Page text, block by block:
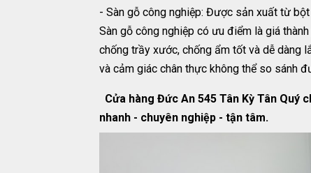
- Sàn gỗ công nghiệp: Được sản xuất từ
Sàn gỗ công nghiệp có ưu điểm là giá
chống trầy xước, chống ẩm tốt và dễ dàng
và cảm giác chân thực không thể so sánh
Cửa hàng Đức An 545 Tân Kỳ Tân Quý
nhanh - chuyên nghiệp - tận tâm.